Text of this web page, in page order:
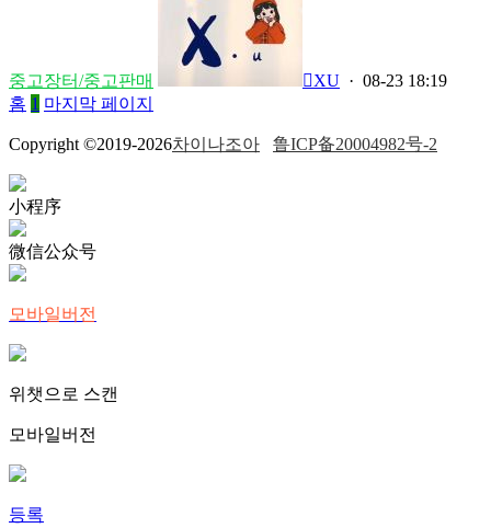
중고장터/중고판매 XU · 08-23 18:19
홈 1 마지막 페이지
Copyright ©2019-2026차이나조아 鲁ICP备20004982号-2
小程序
微信公众号
모바일버전
위챗으로 스캔
모바일버전
등록